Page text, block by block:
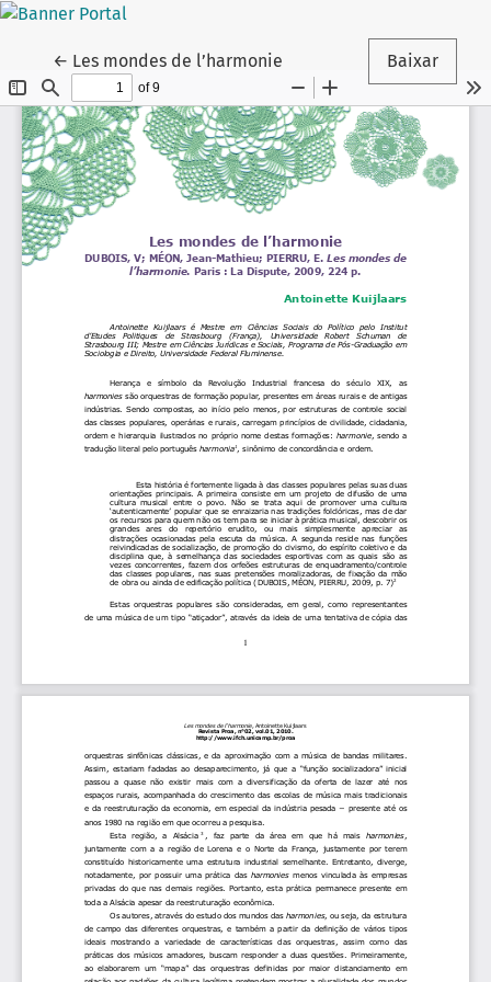
← Voltar aos Detalhes do Artigo
Les mondes de l’harmonie Baixar